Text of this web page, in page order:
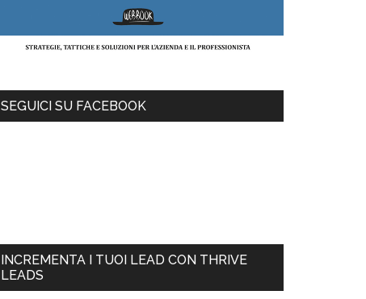
SEGUICI SU FACEBOOK
INCREMENTA I TUOI LEAD CON THRIVE
LEADS